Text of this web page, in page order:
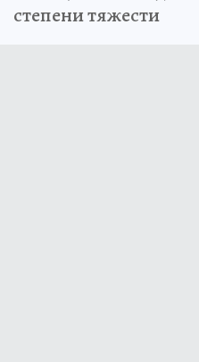
степени тяжести